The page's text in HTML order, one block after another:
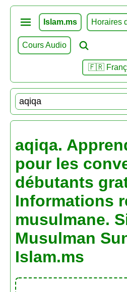
Islam.ms Horaires
Cours Audio
🇫🇷
aqiqa.
pour les
débutants
Informations
musulmane.
Musulman
Islam.ms